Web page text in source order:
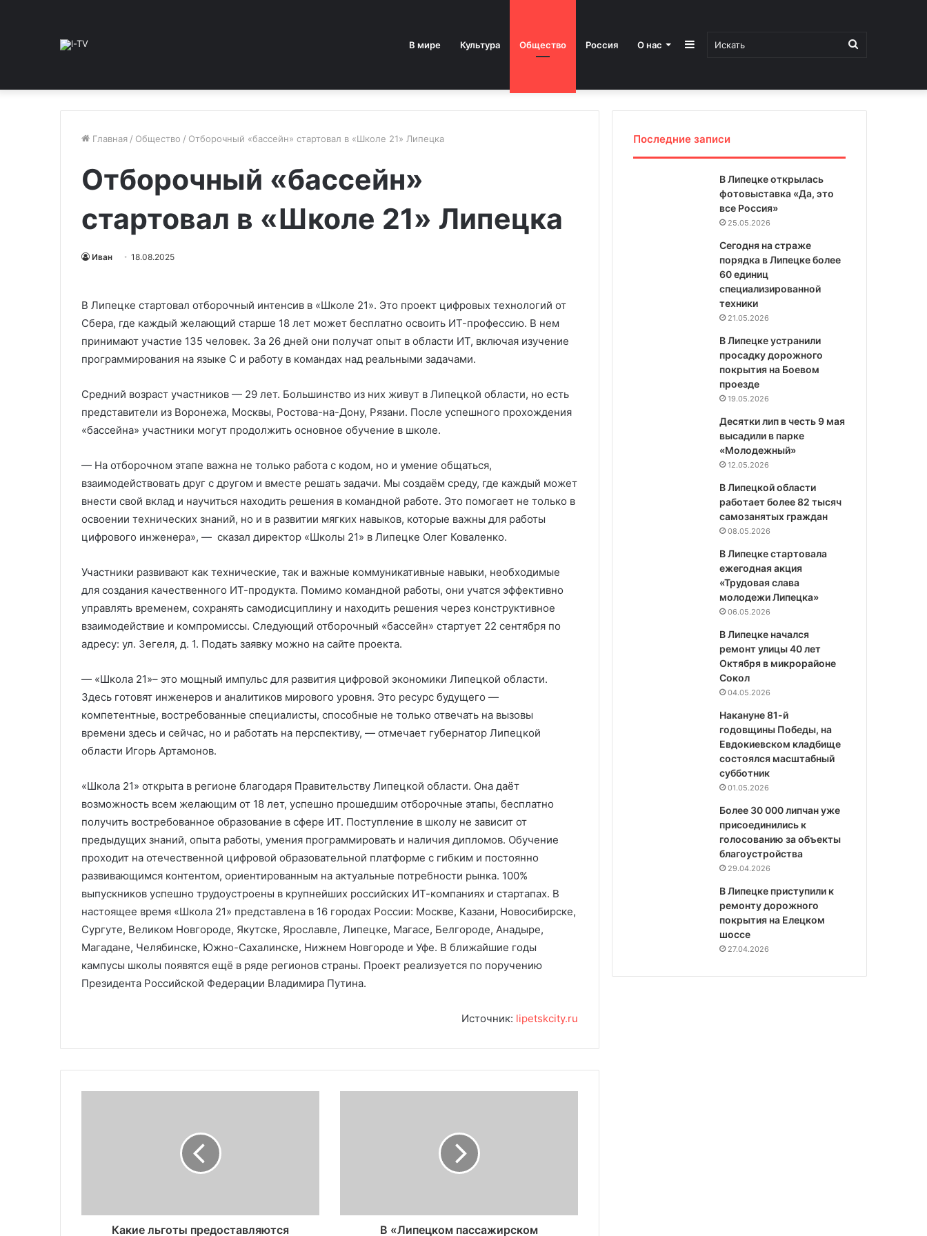
В мире Культура Общество Россия О нас Искать
Sidebar
Главная / Общество / Отборочный «бассейн» стартовал в «Школе 21» Липецка
Отборочный «бассейн»
стартовал в «Школе 21» Липецка
Иван 18.08.2025
В Липецке стартовал отборочный интенсив в «Школе 21». Это проект цифровых технологий от
Сбера, где каждый желающий старше 18 лет может бесплатно освоить ИТ-профессию. В нем
принимают участие 135 человек. За 26 дней они получат опыт в области ИТ, включая изучение
программирования на языке С и работу в командах над реальными задачами.
Средний возраст участников — 29 лет. Большинство из них живут в Липецкой области, но есть
представители из Воронежа, Москвы, Ростова-на-Дону, Рязани. После успешного прохождения
«бассейна» участники могут продолжить основное обучение в школе.
— На отборочном этапе важна не только работа с кодом, но и умение общаться,
взаимодействовать друг с другом и вместе решать задачи. Мы создаём среду, где каждый может
внести свой вклад и научиться находить решения в командной работе. Это помогает не только в
освоении технических знаний, но и в развитии мягких навыков, которые важны для работы
цифрового инженера», — сказал директор «Школы 21» в Липецке Олег Коваленко.
Участники развивают как технические, так и важные коммуникативные навыки, необходимые
для создания качественного ИТ-продукта. Помимо командной работы, они учатся эффективно
управлять временем, сохранять самодисциплину и находить решения через конструктивное
взаимодействие и компромиссы. Следующий отборочный «бассейн» стартует 22 сентября по
адресу: ул. Зегеля, д. 1. Подать заявку можно на сайте проекта.
— «Школа 21»– это мощный импульс для развития цифровой экономики Липецкой области.
Здесь готовят инженеров и аналитиков мирового уровня. Это ресурс будущего —
компетентные, востребованные специалисты, способные не только отвечать на вызовы
времени здесь и сейчас, но и работать на перспективу, — отмечает губернатор Липецкой
области Игорь Артамонов.
«Школа 21» открыта в регионе благодаря Правительству Липецкой области. Она даёт
возможность всем желающим от 18 лет, успешно прошедшим отборочные этапы, бесплатно
получить востребованное образование в сфере ИТ. Поступление в школу не зависит от
предыдущих знаний, опыта работы, умения программировать и наличия дипломов. Обучение
проходит на отечественной цифровой образовательной платформе с гибким и постоянно
развивающимся контентом, ориентированным на актуальные потребности рынка. 100%
выпускников успешно трудоустроены в крупнейших российских ИТ-компаниях и стартапах. В
настоящее время «Школа 21» представлена в 16 городах России: Москве, Казани, Новосибирске,
Сургуте, Великом Новгороде, Якутске, Ярославле, Липецке, Магасе, Белгороде, Анадыре,
Магадане, Челябинске, Южно-Сахалинске, Нижнем Новгороде и Уфе. В ближайшие годы
кампусы школы появятся ещё в ряде регионов страны. Проект реализуется по поручению
Президента Российской Федерации Владимира Путина.
Источник: lipetskcity.ru
Какие льготы предоставляются В «Липецком пассажирском
Последние записи
В Липецке открылась
фотовыставка «Да, это
все Россия»
25.05.2026
Сегодня на страже
порядка в Липецке более
60 единиц
специализированной
техники
21.05.2026
В Липецке устранили
просадку дорожного
покрытия на Боевом
проезде
19.05.2026
Десятки лип в честь 9 мая
высадили в парке
«Молодежный»
12.05.2026
В Липецкой области
работает более 82 тысяч
самозанятых граждан
08.05.2026
В Липецке стартовала
ежегодная акция
«Трудовая слава
молодежи Липецка»
06.05.2026
В Липецке начался
ремонт улицы 40 лет
Октября в микрорайоне
Сокол
04.05.2026
Накануне 81-й
годовщины Победы, на
Евдокиевском кладбище
состоялся масштабный
субботник
01.05.2026
Более 30 000 липчан уже
присоединились к
голосованию за объекты
благоустройства
29.04.2026
В Липецке приступили к
ремонту дорожного
покрытия на Елецком
шоссе
27.04.2026